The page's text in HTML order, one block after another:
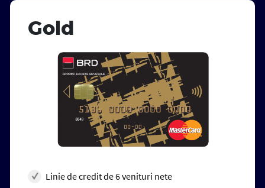
Gold
Linie de credit de 6 venituri nete